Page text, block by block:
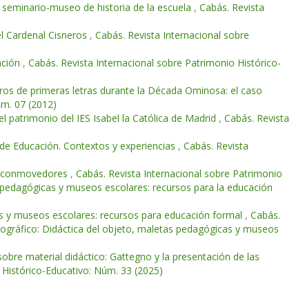
museo de historia de la escuela , Cabás. Revista
Cisneros , Cabás. Revista Internacional sobre
, Cabás. Revista Internacional sobre Patrimonio Histórico-
de primeras letras durante la Década Ominosa: el caso
07 (2012)
patrimonio del IES Isabel la Católica de Madrid , Cabás. Revista
Educación. Contextos y experiencias , Cabás. Revista
, Cabás. Revista Internacional sobre Patrimonio
y museos escolares: recursos para la educación
y museos escolares: recursos para educación formal , Cabás.
Didáctica del objeto, maletas pedagógicas y museos
material didáctico: Gattegno y la presentación de las
Educativo: Núm. 33 (2025)